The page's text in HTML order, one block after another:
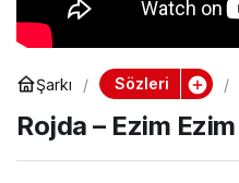
Şarkı Sözleri
Rojda – Ezim Ezim